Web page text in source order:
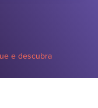
e descubra